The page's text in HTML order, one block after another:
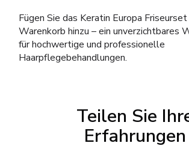
Fügen Sie das Keratin Europa
Warenkorb hinzu – ein unverzichtbares
für hochwertige und professionelle
Haarpflegebehandlungen.
Teilen Sie
Erfahrungen